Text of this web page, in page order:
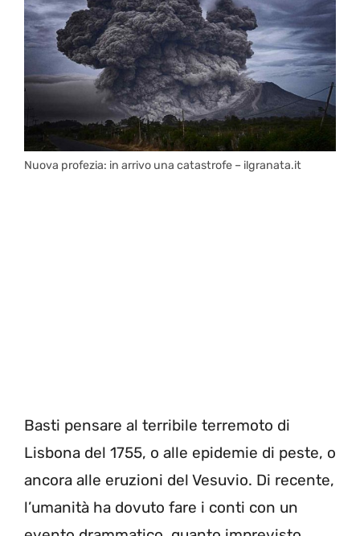
Nuova profezia: in arrivo una catastrofe – ilgranata.it
Basti pensare al terribile terremoto di
Lisbona del 1755, o alle epidemie di peste, o
ancora alle eruzioni del Vesuvio. Di recente,
l’umanità ha dovuto fare i conti con un